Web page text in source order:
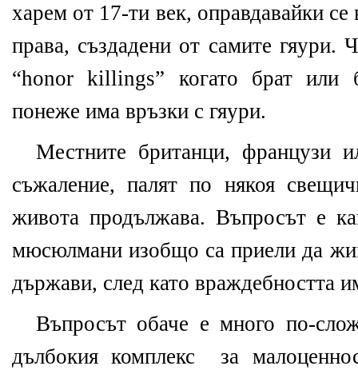
харем от 17-ти век, оправдавайки
права, създадени от самите гяури.
“honor killings” когато брат или
понеже има връзки с гяури.
Местните британци, французи
съжаление, палят по някоя
живота продължава. Въпросът е
мюсюлмани изобщо са приели да
държави, след като враждебността
Въпросът обаче е много по-
дълбокия комплекс
за